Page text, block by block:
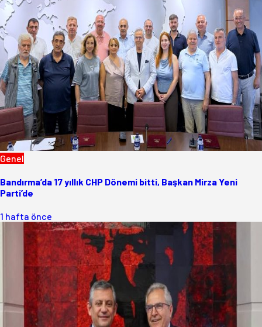
Genel
Bandırma’da 17 yıllık CHP Dönemi bitti, Başkan Mirza Yeni
Parti’de
1 hafta önce